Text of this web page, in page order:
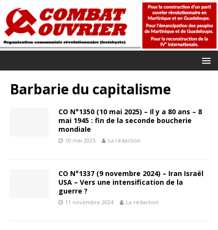
Barbarie du capitalisme
CO N°1350 (10 mai 2025) – Il y a 80 ans – 8
mai 1945 : fin de la seconde boucherie
mondiale
10 mai 2025 La rédaction
CO N°1337 (9 novembre 2024) – Iran Israël
USA – Vers une intensification de la
guerre ?
11 novembre 2024 La rédaction